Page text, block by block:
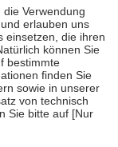
Gesundheit zu
zu unterstützen,
18. Lebensjahr
die von der